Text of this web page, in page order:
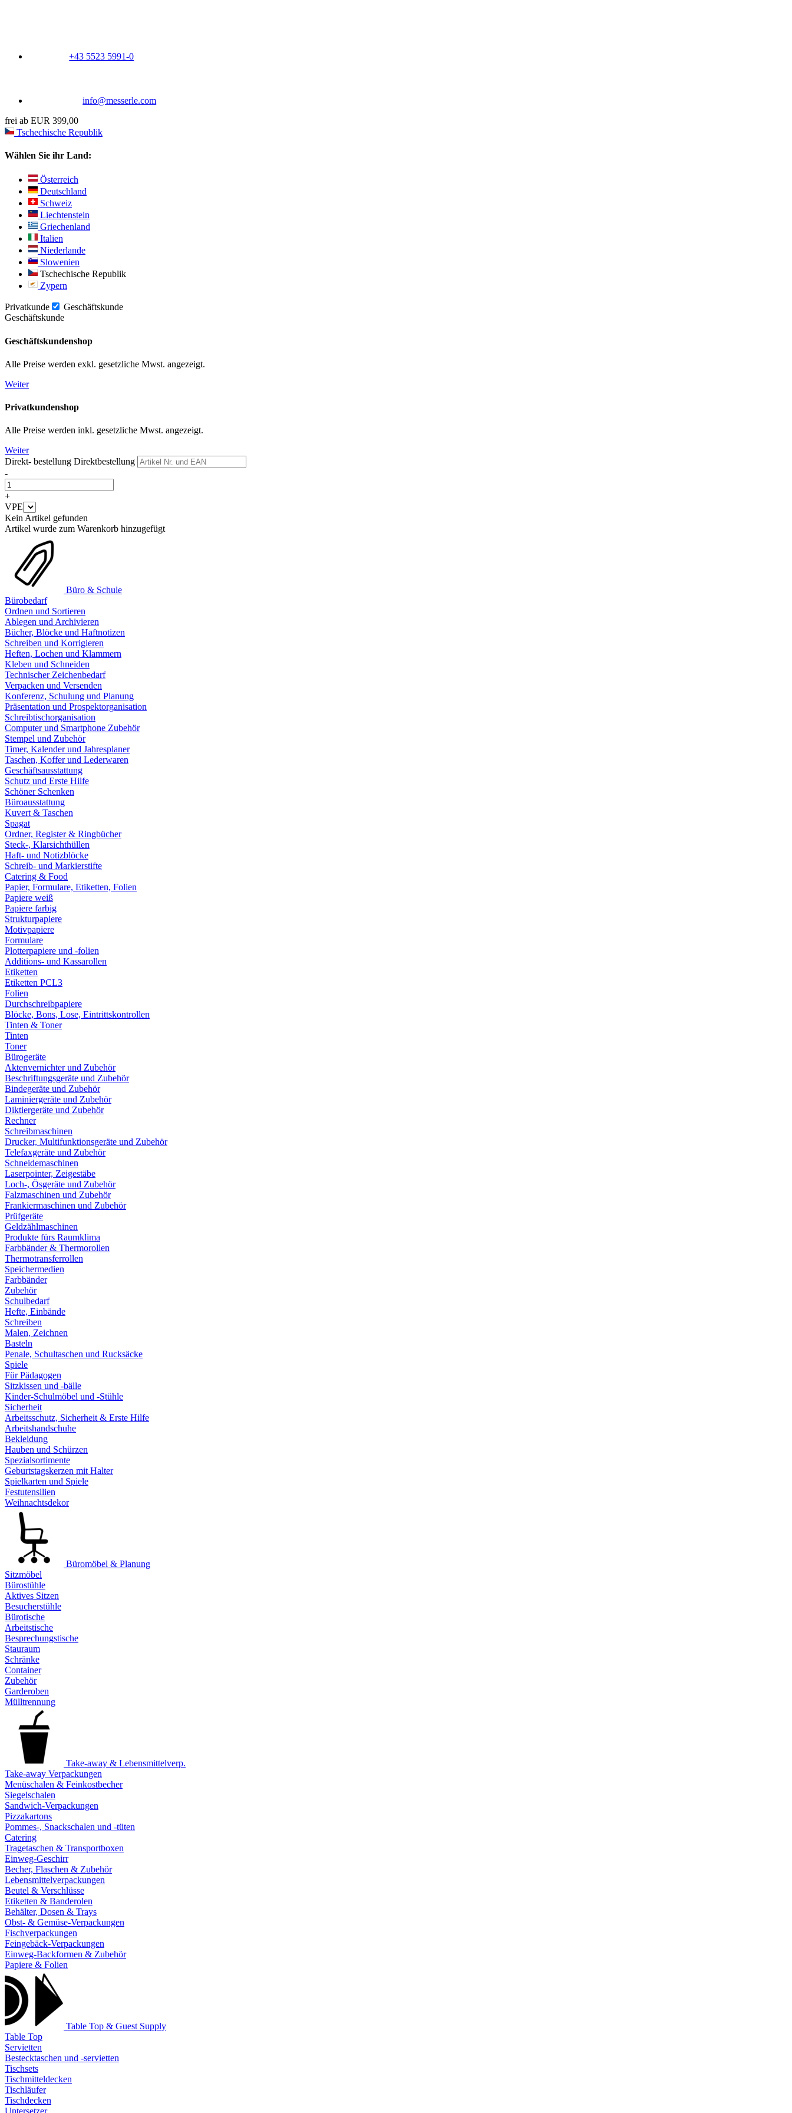
+43 5523 5991-0
info@messerle.com
frei ab EUR 399,00
Tschechische Republik
Wählen Sie ihr Land:
Österreich
Deutschland
Schweiz
Liechtenstein
Griechenland
Italien
Niederlande
Slowenien
Tschechische Republik
Zypern
Privatkunde
Geschäftskunde
Geschäftskunde
Geschäftskundenshop
Alle Preise werden exkl. gesetzliche Mwst. angezeigt.
Weiter
Privatkundenshop
Alle Preise werden inkl. gesetzliche Mwst. angezeigt.
Weiter
Direkt- bestellung Direktbestellung
-
+
VPE
Kein Artikel gefunden
Artikel wurde zum Warenkorb hinzugefügt
Büro & Schule
Bürobedarf
Ordnen und Sortieren
Ablegen und Archivieren
Bücher, Blöcke und Haftnotizen
Schreiben und Korrigieren
Heften, Lochen und Klammern
Kleben und Schneiden
Technischer Zeichenbedarf
Verpacken und Versenden
Konferenz, Schulung und Planung
Präsentation und Prospektorganisation
Schreibtischorganisation
Computer und Smartphone Zubehör
Stempel und Zubehör
Timer, Kalender und Jahresplaner
Taschen, Koffer und Lederwaren
Geschäftsausstattung
Schutz und Erste Hilfe
Schöner Schenken
Büroausstattung
Kuvert & Taschen
Spagat
Ordner, Register & Ringbücher
Steck-, Klarsichthüllen
Haft- und Notizblöcke
Schreib- und Markierstifte
Catering & Food
Papier, Formulare, Etiketten, Folien
Papiere weiß
Papiere farbig
Strukturpapiere
Motivpapiere
Formulare
Plotterpapiere und -folien
Additions- und Kassarollen
Etiketten
Etiketten PCL3
Folien
Durchschreibpapiere
Blöcke, Bons, Lose, Eintrittskontrollen
Tinten & Toner
Tinten
Toner
Bürogeräte
Aktenvernichter und Zubehör
Beschriftungsgeräte und Zubehör
Bindegeräte und Zubehör
Laminiergeräte und Zubehör
Diktiergeräte und Zubehör
Rechner
Schreibmaschinen
Drucker, Multifunktionsgeräte und Zubehör
Telefaxgeräte und Zubehör
Schneidemaschinen
Laserpointer, Zeigestäbe
Loch-, Ösgeräte und Zubehör
Falzmaschinen und Zubehör
Frankiermaschinen und Zubehör
Prüfgeräte
Geldzählmaschinen
Produkte fürs Raumklima
Farbbänder & Thermorollen
Thermotransferrollen
Speichermedien
Farbbänder
Zubehör
Schulbedarf
Hefte, Einbände
Schreiben
Malen, Zeichnen
Basteln
Penale, Schultaschen und Rucksäcke
Spiele
Für Pädagogen
Sitzkissen und -bälle
Kinder-Schulmöbel und -Stühle
Sicherheit
Arbeitsschutz, Sicherheit & Erste Hilfe
Arbeitshandschuhe
Bekleidung
Hauben und Schürzen
Spezialsortimente
Geburtstagskerzen mit Halter
Spielkarten und Spiele
Festutensilien
Weihnachtsdekor
Büromöbel & Planung
Sitzmöbel
Bürostühle
Aktives Sitzen
Besucherstühle
Bürotische
Arbeitstische
Besprechungstische
Stauraum
Schränke
Container
Zubehör
Garderoben
Mülltrennung
Take-away & Lebensmittelverp.
Take-away Verpackungen
Menüschalen & Feinkostbecher
Siegelschalen
Sandwich-Verpackungen
Pizzakartons
Pommes-, Snackschalen und -tüten
Catering
Tragetaschen & Transportboxen
Einweg-Geschirr
Becher, Flaschen & Zubehör
Lebensmittelverpackungen
Beutel & Verschlüsse
Etiketten & Banderolen
Behälter, Dosen & Trays
Obst- & Gemüse-Verpackungen
Fischverpackungen
Feingebäck-Verpackungen
Einweg-Backformen & Zubehör
Papiere & Folien
Table Top & Guest Supply
Table Top
Servietten
Bestecktaschen und -servietten
Tischsets
Tischmitteldecken
Tischläufer
Tischdecken